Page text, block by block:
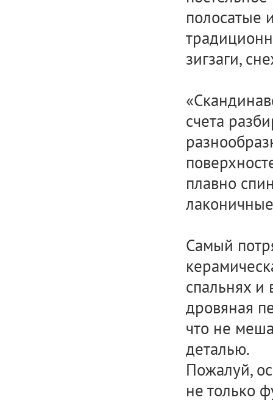
полосатые
зигзаги,
счета
плавно
Самый
спальнях и
дровяная
что не
деталью.
Пожалуй,
не только